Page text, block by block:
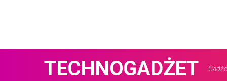
TECHNOGADŻET